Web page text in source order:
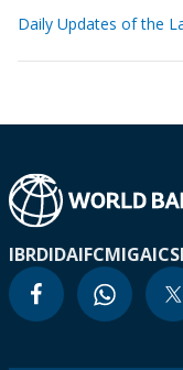
Daily Updates of the
IBRDIDAIFCMIGA